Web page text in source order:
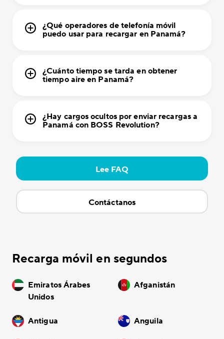
¿Qué operadores de telefonía móvil
puedo usar para recargar en Panamá?
¿Cuánto tiempo se tarda en obtener
tiempo aire en Panamá?
¿Hay cargos ocultos por enviar recargas a
Panamá con BOSS Revolution?
Lee FAQ
Contáctanos
Recarga móvil en segundos
Emiratos Árabes
Unidos
Afganistán
Antigua Anguila